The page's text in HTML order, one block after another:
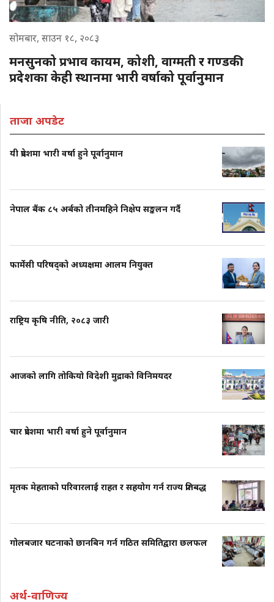
सोमबार, साउन १८, २०८३
मनसुनको प्रभाव कायम, कोशी, वाग्मती र गण्डकी
प्रदेशका केही स्थानमा भारी वर्षाको पूर्वानुमान
ताजा अपडेट
यी प्रदेशमा भारी वर्षा हुने पूर्वानुमान
नेपाल बैंक ८५ अर्बको तीनमहिने निक्षेप सङ्कलन गर्दै
फार्मेसी परिषद्को अध्यक्षमा आलम नियुक्त
राष्ट्रिय कृषि नीति, २०८३ जारी
आजको लागि तोकियो विदेशी मुद्राको विनिमयदर
चार प्रदेशमा भारी वर्षा हुने पूर्वानुमान
मृतक मेहताको परिवारलाई राहत र सहयोग गर्न राज्य प्रतिबद्ध
गोलबजार घटनाको छानबिन गर्न गठित समितिद्वारा छलफल
अर्थ-वाणिज्य